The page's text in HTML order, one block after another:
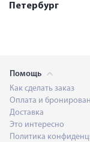
Петербург
Помощь
Как сделать заказ
Оплата и
Доставка
Это интересно
Политика